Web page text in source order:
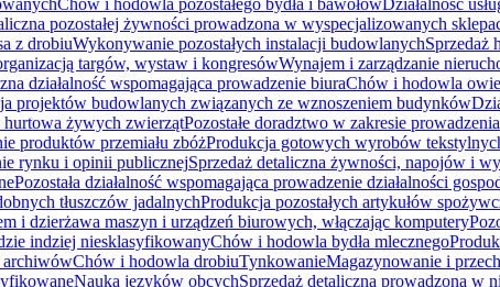
Chów i hodowla pozostałego bydła i bawołówDziałalność
pozostałej żywności prowadzona w wyspecjalizowanych
z drobiuWykonywanie pozostałych instalacji budowlanychSprzedaż
targów, wystaw i kongresówWynajem i zarządzanie
działalność wspomagająca prowadzenie biuraChów i hodowla
projektów budowlanych związanych ze wznoszeniem budynków
hurtowa żywych zwierzątPozostałe doradztwo w zakresie
produktów przemiału zbóżProdukcja gotowych wyrobów
rynku i opinii publicznejSprzedaż detaliczna żywności, napojów i
Pozostała działalność wspomagająca prowadzenie działalności
tłuszczów jadalnychProdukcja pozostałych artykułów
i dzierżawa maszyn i urządzeń biurowych, włączając komputery
indziej niesklasyfikowanyChów i hodowla bydła mlecznego
archiwówChów i hodowla drobiuTynkowanieMagazynowanie i
Nauka języków obcychSprzedaż detaliczna prowadzona w